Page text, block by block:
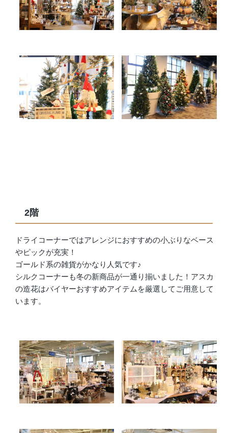
2階
ドライコーナーではアレンジにおすすめの小ぶりなベース
やピックが充実！
ゴールド系の雑貨がかなり人気です♪
シルクコーナーも冬の新商品が一通り揃いました！アスカ
の造花はバイヤーおすすめアイテムを厳選してご用意して
います。